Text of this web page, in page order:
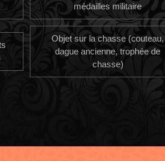
médailles militaire
Objet sur la chasse (couteau,
dague ancienne, trophée de
chasse)